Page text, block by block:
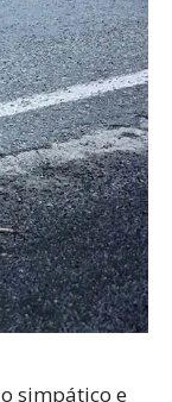
simpático e